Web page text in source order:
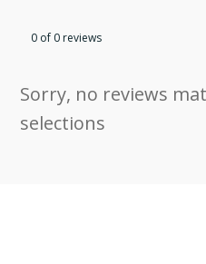
0 of 0 reviews
Sorry, no reviews
selections